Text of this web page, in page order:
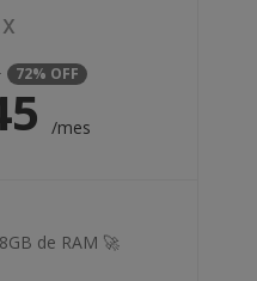
72% OFF
/mes
de RAM 🚀